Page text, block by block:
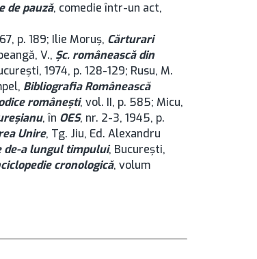
de pauză, comedie într-un act,
p. 189; Ilie Moruș, Cărturari
V., Şc. românească din
1974, p. 128-129; Rusu, M.
Bibliografia Românească
româneşti, vol. II, p. 585; Micu,
, în OES, nr. 2-3, 1945, p.
Unire, Tg. Jiu, Ed. Alexandru
de-a lungul timpului, București,
cronologică, volum